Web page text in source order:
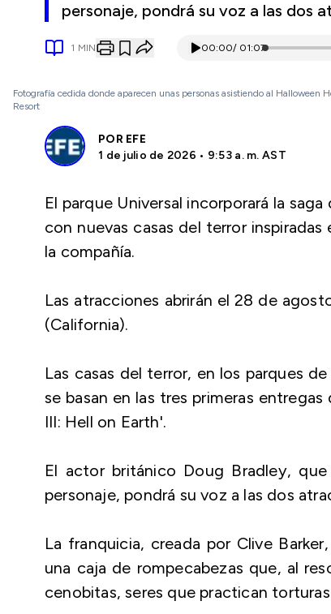
personaje, pondrá su voz a las dos
1 MIN 00:00/ 01:07
Fotografía cedida donde aparecen unas personas asistiendo al
Resort
POR EFE
1 de julio de 2026 • 9:53 a. m. AST
El parque Universal incorporará la
con nuevas casas del terror
la compañía.
Las atracciones abrirán el 28 de
(California).
Las casas del terror, en los parques
se basan en las tres primeras
III: Hell on Earth'.
El actor británico Doug Bradley,
personaje, pondrá su voz a las dos
La franquicia, creada por Clive
una caja de rompecabezas que, al
cenobitas, seres que practican